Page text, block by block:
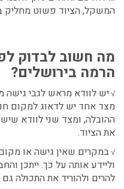
המשקל, הציוד פשוט מחליק
מה חשוב לבדוק
הרמה בירושלים?
√יש לוודא מראש לגבי גישה
מצד אחד יש לדאוג למקום
ההובלה, ומצד שני לוודא
את הציוד.
√במקרים שאין גישה או
וליידע אותה על כך. ייתכן
להרים ולהוריד את התכולה